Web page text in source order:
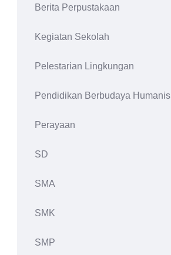
Berita Perpustakaan
Kegiatan Sekolah
Pelestarian Lingkungan
Pendidikan Berbudaya Humanis
Perayaan
SD
SMA
SMK
SMP